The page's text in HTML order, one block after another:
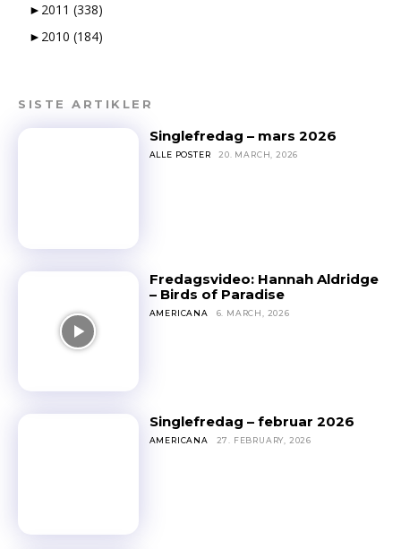
► 2011 (338)
► 2010 (184)
SISTE ARTIKLER
Singlefredag – mars 2026
ALLE POSTER 20. MARCH, 2026
Fredagsvideo: Hannah Aldridge
– Birds of Paradise
AMERICANA 6. MARCH, 2026
Singlefredag – februar 2026
AMERICANA 27. FEBRUARY, 2026